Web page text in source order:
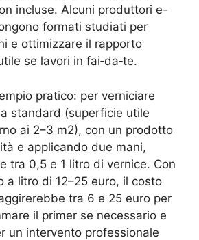
incluse. Alcuni produttori e-
formati studiati per
e ottimizzare il rapporto
se lavori in fai‑da‑te.
pratico: per verniciare
standard (superficie utile
ai 2–3 m2), con un prodotto
e applicando due mani,
tra 0,5 e 1 litro di vernice. Con
a litro di 12–25 euro, il costo
tra 6 e 25 euro per
il primer se necessario e
un intervento professionale